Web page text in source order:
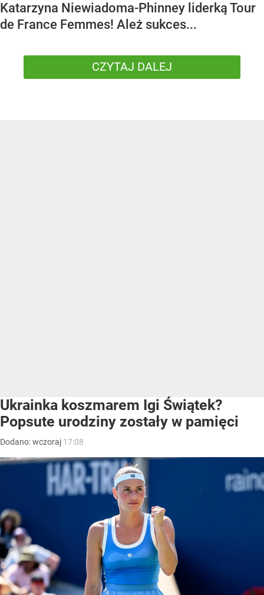
Katarzyna Niewiadoma-Phinney liderką Tour
de France Femmes! Ależ sukces...
CZYTAJ DALEJ
Ukrainka koszmarem Igi Świątek?
Popsute urodziny zostały w pamięci
Dodano:wczoraj 17:08